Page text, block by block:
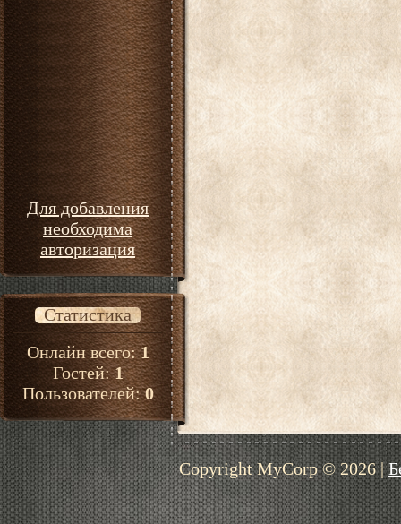
Для добавления
необходима
авторизация
Статистика
Онлайн всего:1
Гостей:1
Пользователей:0
Copyright MyCorp © 2026|